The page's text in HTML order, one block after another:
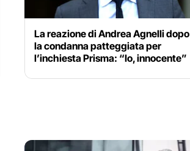
La reazione di Andrea Agnelli dopo
la condanna patteggiata per
l’inchiesta Prisma: “Io, innocente”